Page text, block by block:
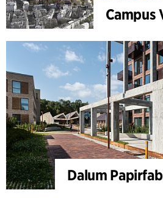
Campus
Dalum